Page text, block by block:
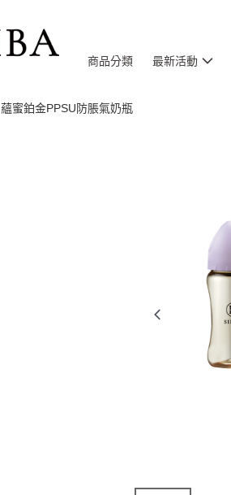
商品分類 最新活動
蘊蜜鉑金PPSU防脹氣奶瓶